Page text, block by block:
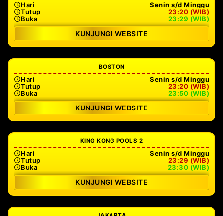
Hari
Senin s/d Minggu
Tutup
23:20 (WIB)
Buka
23:29 (WIB)
KUNJUNGI WEBSITE
BOSTON
Hari
Senin s/d Minggu
Tutup
23:20 (WIB)
Buka
23:50 (WIB)
KUNJUNGI WEBSITE
KING KONG POOLS 2
Hari
Senin s/d Minggu
Tutup
23:29 (WIB)
Buka
23:30 (WIB)
KUNJUNGI WEBSITE